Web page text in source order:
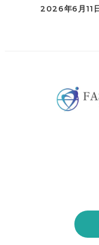
2026年6月11日